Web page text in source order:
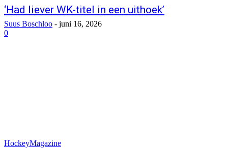
‘Had liever WK-titel in een uithoek’
Suus Boschloo - juni 16, 2026
0
HockeyMagazine